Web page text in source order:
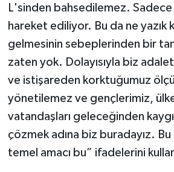
L'sinden bahsedilemez.
hareket ediliyor. Bu da ne yazık
gelmesinin sebeplerinden bir
zaten yok. Dolayısıyla biz
ve istişareden korktuğumuz
yönetilemez ve gençlerimiz,
vatandaşları geleceğinden
çözmek adına biz buradayız.
temel amacı bu” ifadelerini